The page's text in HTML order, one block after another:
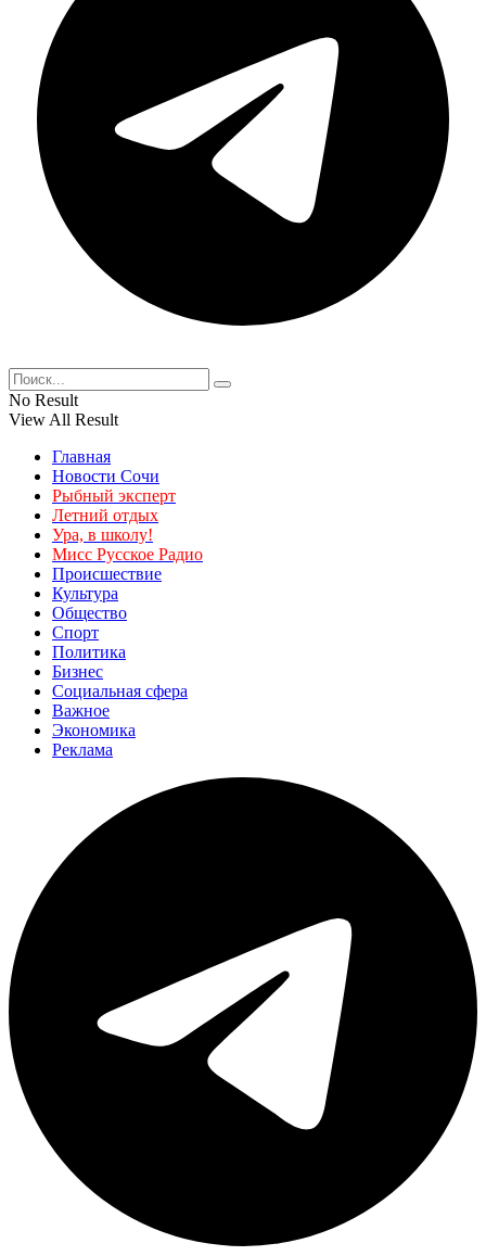
No Result
View All Result
Главная
Новости Сочи
Рыбный эксперт
Летний отдых
Ура, в школу!
Мисс Русское Радио
Происшествие
Культура
Общество
Спорт
Политика
Бизнес
Социальная сфера
Важное
Экономика
Реклама